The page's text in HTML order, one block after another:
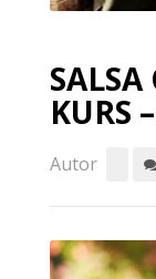
KURS
Autor